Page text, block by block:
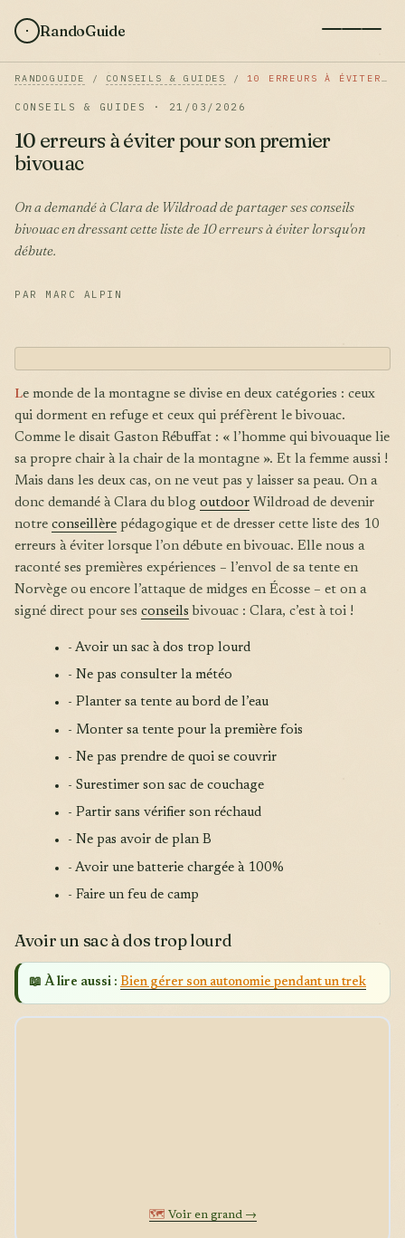
RandoGuide
RANDOGUIDE / CONSEILS & GUIDES / 10 ERREURS À ÉVITER POUR SON PREMIER BIVOUAC
CONSEILS & GUIDES · 21/03/2026
10 erreurs à éviter pour son premier
bivouac
On a demandé à Clara de Wildroad de partager ses conseils
bivouac en dressant cette liste de 10 erreurs à éviter lorsqu'on
débute.
PAR MARC ALPIN
Le monde de la montagne se divise en deux catégories : ceux
qui dorment en refuge et ceux qui préfèrent le bivouac.
Comme le disait Gaston Rébuffat : « l’homme qui bivouaque lie
sa propre chair à la chair de la montagne ». Et la femme aussi !
Mais dans les deux cas, on ne veut pas y laisser sa peau. On a
donc demandé à Clara du blog outdoor Wildroad de devenir
notre conseillère pédagogique et de dresser cette liste des 10
erreurs à éviter lorsque l’on débute en bivouac. Elle nous a
raconté ses premières expériences – l’envol de sa tente en
Norvège ou encore l’attaque de midges en Écosse – et on a
signé direct pour ses conseils bivouac : Clara, c’est à toi !
- Avoir un sac à dos trop lourd
- Ne pas consulter la météo
- Planter sa tente au bord de l’eau
- Monter sa tente pour la première fois
- Ne pas prendre de quoi se couvrir
- Surestimer son sac de couchage
- Partir sans vérifier son réchaud
- Ne pas avoir de plan B
- Avoir une batterie chargée à 100%
- Faire un feu de camp
Avoir un sac à dos trop lourd
📖 À lire aussi : Bien gérer son autonomie pendant un trek
🗺️ Voir en grand →